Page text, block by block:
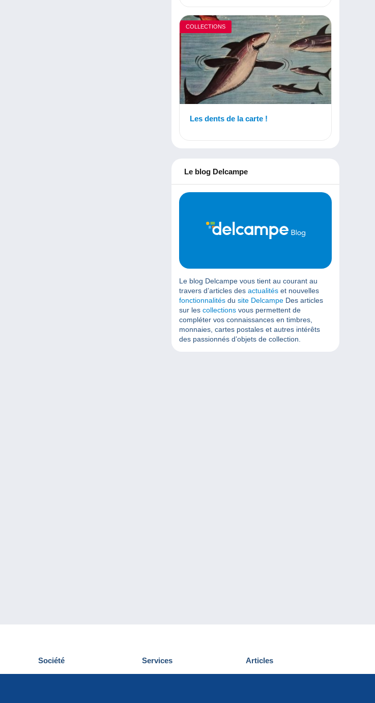
COLLECTIONS
Les dents de la carte !
Le blog Delcampe
Le blog Delcampe vous tient au courant au
travers d’articles des actualités et nouvelles
fonctionnalités du site Delcampe Des articles
sur les collections vous permettent de
compléter vos connaissances en timbres,
monnaies, cartes postales et autres intérêts
des passionnés d’objets de collection.
Société
Qui sommes-nous
Services
Découvrir Delcampe
Articles